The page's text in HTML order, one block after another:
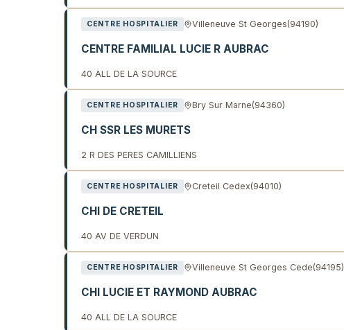
CENTRE HOSPITALIER Villeneuve St Georges(94190)
CENTRE FAMILIAL LUCIE R AUBRAC
40 ALL DE LA SOURCE
CENTRE HOSPITALIER Bry Sur Marne(94360)
CH SSR LES MURETS
2 R DES PERES CAMILLIENS
CENTRE HOSPITALIER Creteil Cedex(94010)
CHI DE CRETEIL
40 AV DE VERDUN
CENTRE HOSPITALIER Villeneuve St Georges Cede(94195)
CHI LUCIE ET RAYMOND AUBRAC
40 ALL DE LA SOURCE